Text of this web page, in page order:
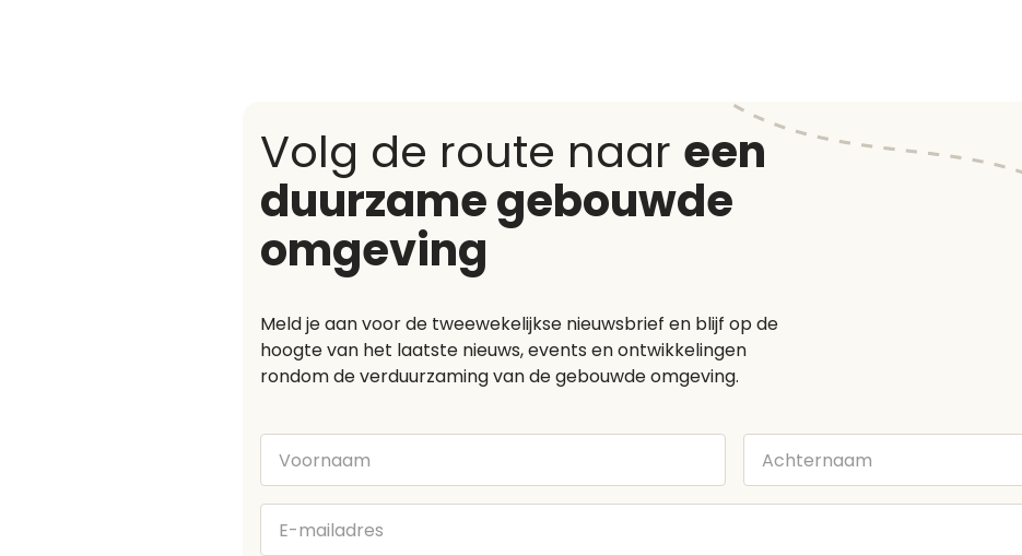
Volg de route naar een
duurzame gebouwde
omgeving
Meld je aan voor de tweewekelijkse nieuwsbrief en blijf op de
hoogte van het laatste nieuws, events en ontwikkelingen
rondom de verduurzaming van de gebouwde omgeving.
Voornaam Achternaam
E-
mailadres